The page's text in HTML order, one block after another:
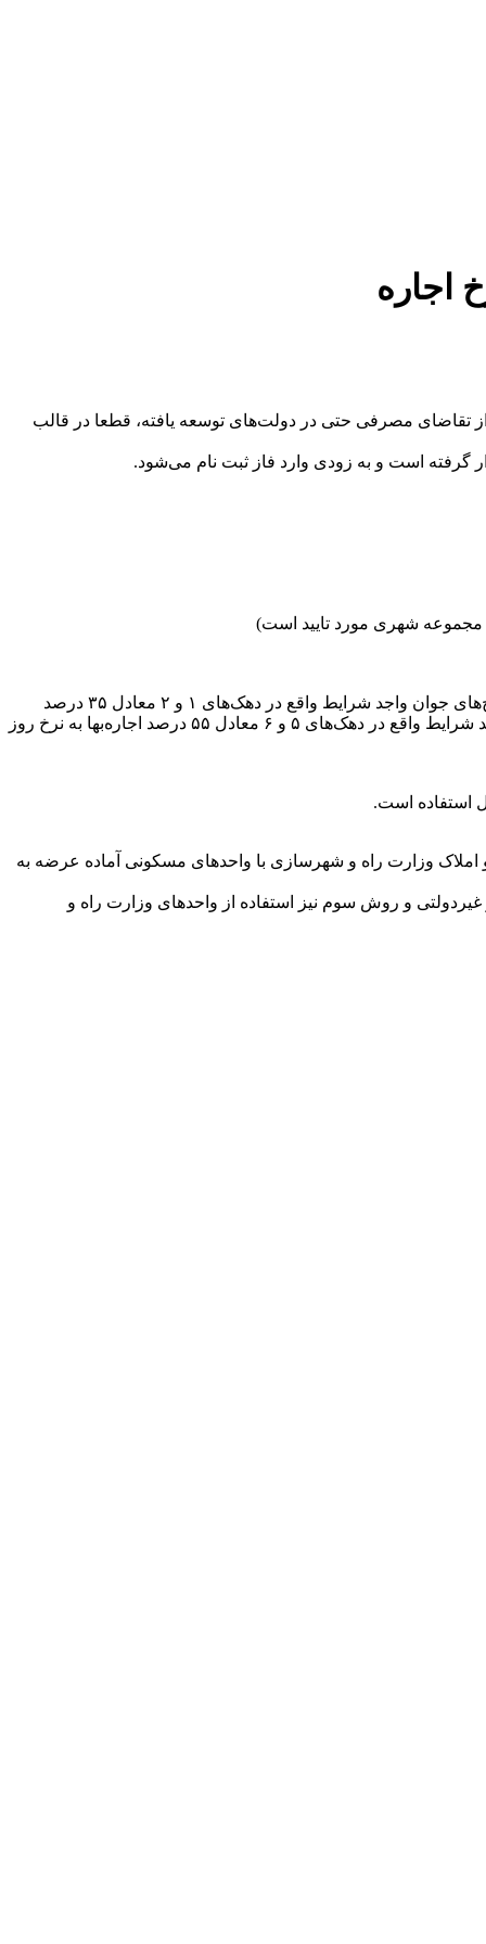
اجاره
تقاضای مصرفی حتی در دولت‌های توسعه یافته، قطعا در قالب
گرفته است و به زودی وارد فاز ثبت نام می‌شود.
یکی از مهمترین ویژگی‌های طرح مسکن استیجاری، پرداخت اجاره‌بهای پایین‌تر از نرخ روز بازار برای گروه‌های هدف است. این نرخ برای زوج‌های جوان واجد شرایط واقع در دهک‌های ۱ و ۲ معادل ۳۵ درصد
اجاره‌بها به نرخ روز بازار، زوج‌های جوان واجد شرایط واقع در دهک‌های ۳ و ۴ معادل ۴۵ درصد اجاره‌بها به نرخ روز بازار و زوج‌های جوان واجد شرایط واقع در دهک‌های ۵ و ۶ معادل ۵۵ درصد اجاره‌بها به نرخ روز
وزارت راه و شهرسازی با واحد‌های مسکونی آماده عرضه به
و روش سوم نیز استفاده از واحد‌های وزارت راه و